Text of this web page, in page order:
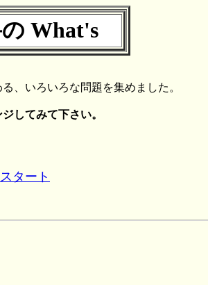
What's
いろいろな問題を集めました。
てみて下さい。
スタート